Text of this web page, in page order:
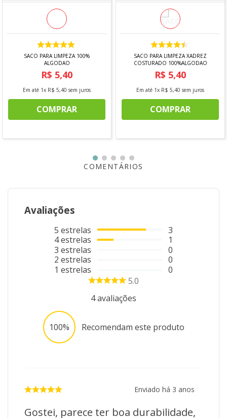
Largura: 21cm
Altura: 13cm
SACO PARA LIMPEZA 100%
ALGODAO
R$ 5,40
Em até 1x R$ 5,40 sem juros
COMPRAR
SACO PARA LIMPEZA XADREZ
COSTURADO 100%ALGODAO
R$ 5,40
Em até 1x R$ 5,40 sem juros
COMPRAR
COMENTÁRIOS
Avaliações
5 estrelas
4estrelas
3 estrelas
2 estrelas
1 estrelas
3
1
0
0
0
5.0
4avaliações
100% Recomendam este produto
Enviado há 3 anos
Gostei, parece ter boa durabilidade,